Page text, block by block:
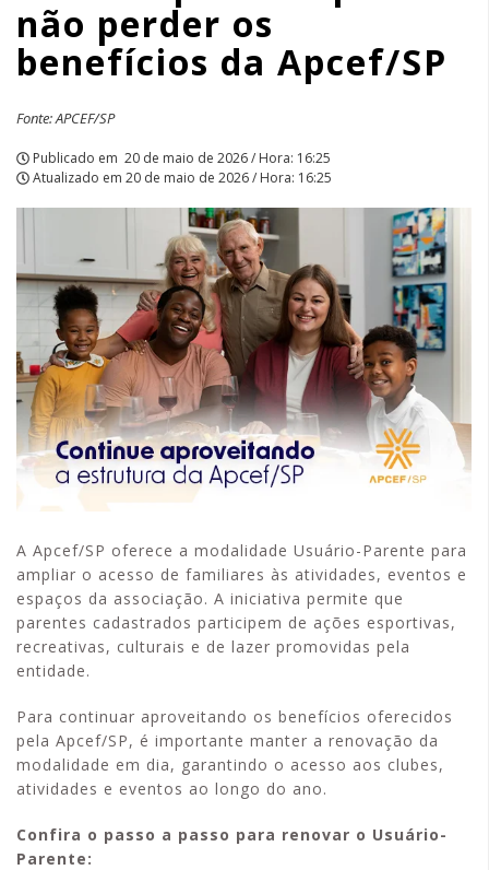
da
Apcef/SP
|
APCEF/SP
não perder os
benefícios da Apcef/SP
Fonte: APCEF/SP
Publicado em 20 de maio de 2026 / Hora: 16:25
Atualizado em 20 de maio de 2026 / Hora: 16:25
A Apcef/SP oferece a modalidade Usuário-Parente para
ampliar o acesso de familiares às atividades, eventos e
espaços da associação. A iniciativa permite que
parentes cadastrados participem de ações esportivas,
recreativas, culturais e de lazer promovidas pela
entidade.
Para continuar aproveitando os benefícios oferecidos
pela Apcef/SP, é importante manter a renovação da
modalidade em dia, garantindo o acesso aos clubes,
atividades e eventos ao longo do ano.
Confira o passo a passo para renovar o Usuário-
Parente: